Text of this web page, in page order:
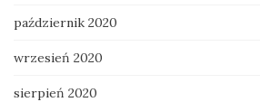
październik 2020
wrzesień 2020
sierpień 2020